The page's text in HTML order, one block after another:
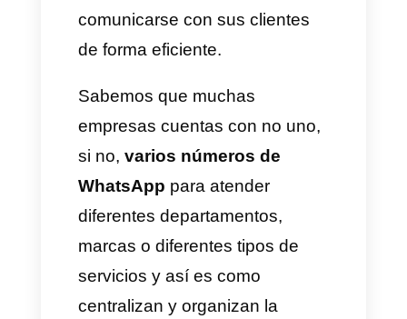
beneficios adicionales con el
uso de la plataforma con
hablaremos más adelante.
Ventajas del multi-número de
WhatsApp y control de multi-
marca en WhatsApp para
empresas a través de Callbell